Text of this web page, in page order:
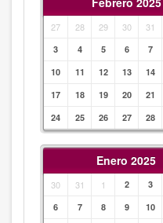
27 28 29 30 31
3
4 5 6 7
10
11 12 13 14
17
18 19 20 21
24
25 26 27 28
Enero 2025
30 31 1 2 3
6
7 8 9 10